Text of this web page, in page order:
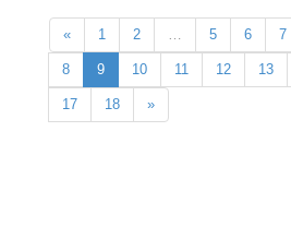
« 1 2 … 5 6 7
8 9 10 11 12 13
17 18 »